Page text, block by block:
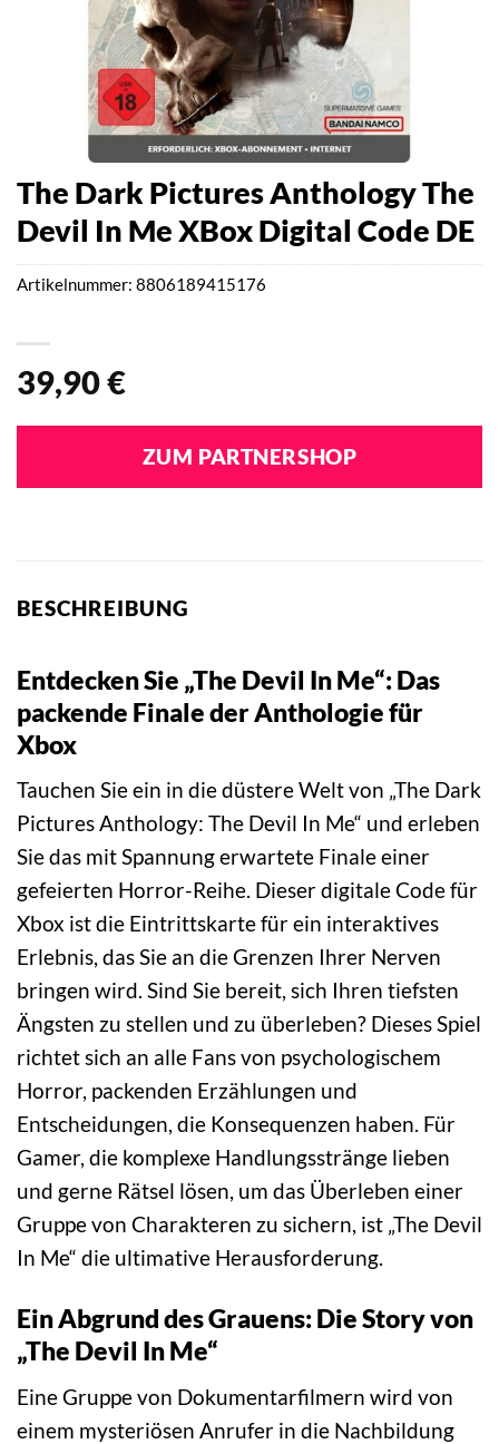
The Dark Pictures Anthology The
Devil In Me XBox Digital Code DE
39,90€
ZUM PARTNERSHOP
Artikelnummer: 8806189415176
BESCHREIBUNG
Entdecken Sie „The Devil In Me“: Das
packende Finale der Anthologie für
Xbox
Tauchen Sie ein in die düstere Welt von „The Dark
Pictures Anthology: The Devil In Me“ und erleben
Sie das mit Spannung erwartete Finale einer
gefeierten Horror-Reihe. Dieser digitale Code für
Xbox ist die Eintrittskarte für ein interaktives
Erlebnis, das Sie an die Grenzen Ihrer Nerven
bringen wird. Sind Sie bereit, sich Ihren tiefsten
Ängsten zu stellen und zu überleben? Dieses Spiel
richtet sich an alle Fans von psychologischem
Horror, packenden Erzählungen und
Entscheidungen, die Konsequenzen haben. Für
Gamer, die komplexe Handlungsstränge lieben
und gerne Rätsel lösen, um das Überleben einer
Gruppe von Charakteren zu sichern, ist „The Devil
In Me“ die ultimative Herausforderung.
Ein Abgrund des Grauens: Die Story von
„The Devil In Me“
Eine Gruppe von Dokumentarfilmern wird von
einem mysteriösen Anrufer in die Nachbildung